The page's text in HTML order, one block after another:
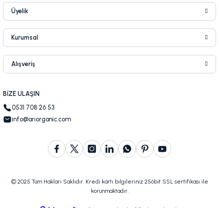
Üyelik
Kurumsal
Alışveriş
BİZE ULAŞIN
0531 708 26 53
info@arıorganic.com
© 2025 Tüm Hakları Saklıdır. Kredi kartı bilgileriniz 256bit SSL sertifikası ile
korunmaktadır.